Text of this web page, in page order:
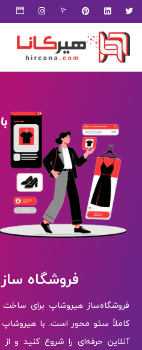
فروشگاه
فروشگاه‌ساز هیروشاپ برای ساخت
کاملاً سئو محور است. با
آنلاین حرفه‌ای را شروع کنید و